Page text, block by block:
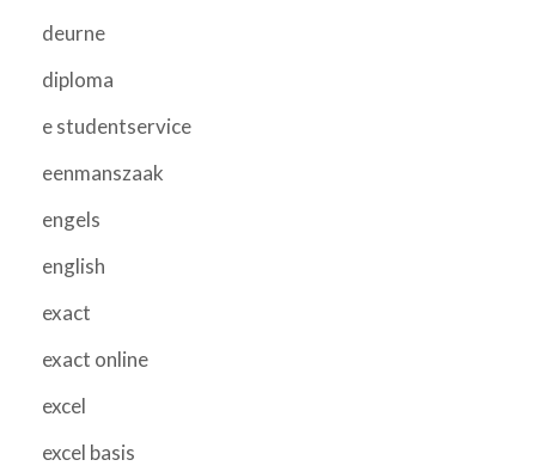
deurne
diploma
e studentservice
eenmanszaak
engels
english
exact
exact online
excel
excel basis